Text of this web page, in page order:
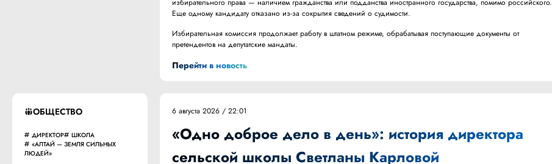
избирательного права — наличием гражданства или подданства иностранного государства, помимо российского.
Еще одному кандидату отказано из-за сокрытия сведений о судимости.
Избирательная комиссия продолжает работу в штатном режиме, обрабатывая поступающие документы от
претендентов на депутатские мандаты.
Перейти в новость
ОБЩЕСТВО
ДИРЕКТОР
ШКОЛА
«АЛТАЙ — ЗЕМЛЯ СИЛЬНЫХ
ЛЮДЕЙ»
6 августа 2026 / 22:01
«Одно доброе дело в день»: история директора
сельской школы Светланы Карловой